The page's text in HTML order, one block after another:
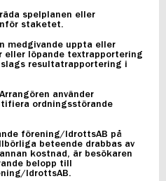
spelplanen eller
staketet.
uppta eller
eller löpande textrapportering
resultatrapportering i
använder
ordningsstörande
förening/IdrottsAB på
beteende drabbas av
kostnad, är besökaren
belopp till
IdrottsAB.